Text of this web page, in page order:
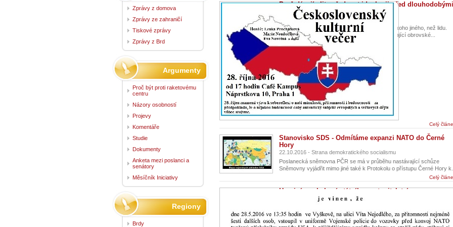
Proč dávají elity přednost ideologii před dlouhodobými
zájmy národa?
22.10.2016 - Iniciativa Ne základnám
Jsou závislé a plní na prvním místě program někoho jiného, než lidu.
Ten „někdo jiný“ jsou světové mocenské elity mající obrovské...
Celý
Stanovisko SDS - Odmítáme expanzi NATO do Černé
Hory
22.10.2016 - Strana demokratického socialismu
Poslanecká sněmovna PČR se má v průběhu nastávající schůze
Sněmovny vyjádřit mimo jiné také k Protokolu o přístupu Černé Hory k...
Celý
Hrozivé pochybení státního zastupitelství
12.10.2016 - Iniciativa Ne základnám
republikou projížděl konvoj NATO. Přes Českou republiku 28.5.2016...
Zprávy z domova
Zprávy ze zahraničí
Tiskové zprávy
Zprávy z Brd
Argumenty
Proč být proti raketovému
centru
Názory osobností
Projevy
Komentáře
Studie
Dokumenty
Anketa mezi poslanci a
senátory
Měsíčník Iniciativy
Regiony
Brdy